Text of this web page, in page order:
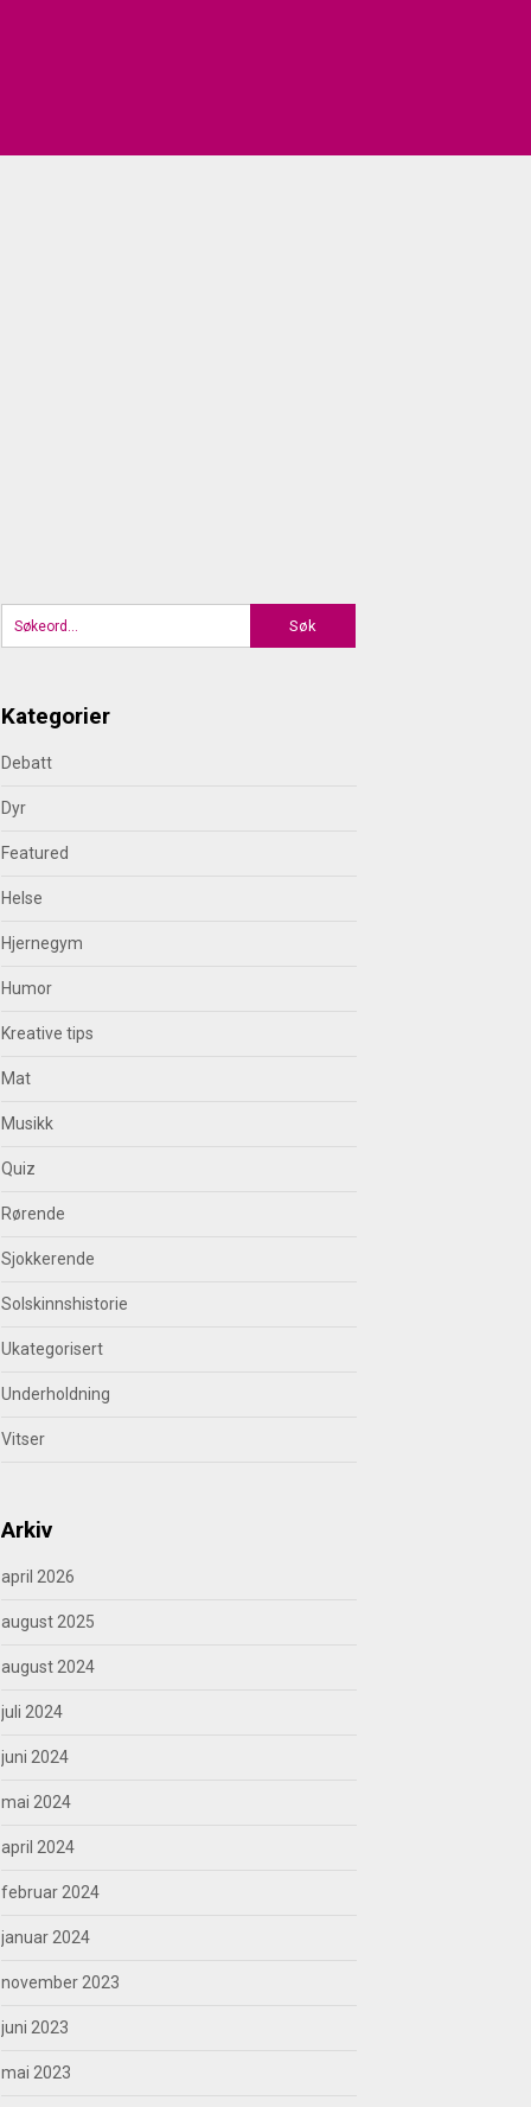
Kategorier
Debatt
Dyr
Featured
Helse
Hjernegym
Humor
Kreative tips
Mat
Musikk
Quiz
Rørende
Sjokkerende
Solskinnshistorie
Ukategorisert
Underholdning
Vitser
Arkiv
april 2026
august 2025
august 2024
juli 2024
juni 2024
mai 2024
april 2024
februar 2024
januar 2024
november 2023
juni 2023
mai 2023